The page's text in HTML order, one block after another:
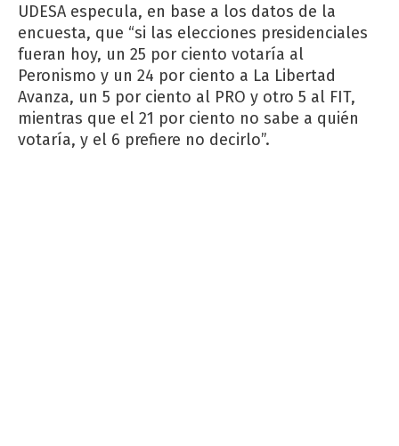
UDESA especula, en base a los datos de la
encuesta, que “si las elecciones presidenciales
fueran hoy, un 25 por ciento votaría al
Peronismo y un 24 por ciento a La Libertad
Avanza, un 5 por ciento al PRO y otro 5 al FIT,
mientras que el 21 por ciento no sabe a quién
votaría, y el 6 prefiere no decirlo”.